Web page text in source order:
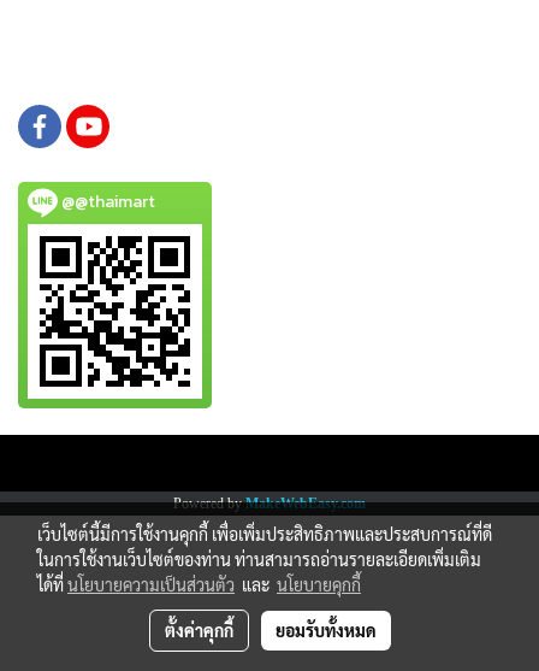
@@thaimart
Powered byMakeWebEasy.com
เว็บไซต์นี้มีการใช้งานคุกกี้ เพื่อเพิ่มประสิทธิภาพและประสบการณ์ที่ดี
ในการใช้งานเว็บไซต์ของท่าน ท่านสามารถอ่านรายละเอียดเพิ่มเติม
ได้ที่นโยบายความเป็นส่วนตัว และ นโยบายคุกกี้
ตั้งค่าคุกกี้ ยอมรับทั้งหมด